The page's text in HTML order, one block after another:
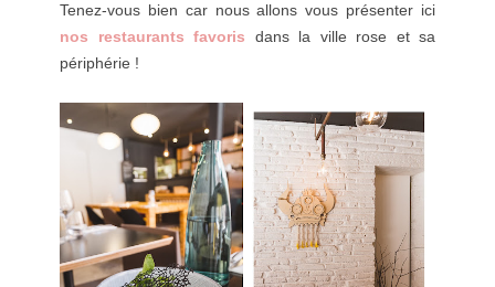
Tenez-vous bien car nous allons vous présenter ici
nos restaurants favoris dans la ville rose et sa
périphérie !